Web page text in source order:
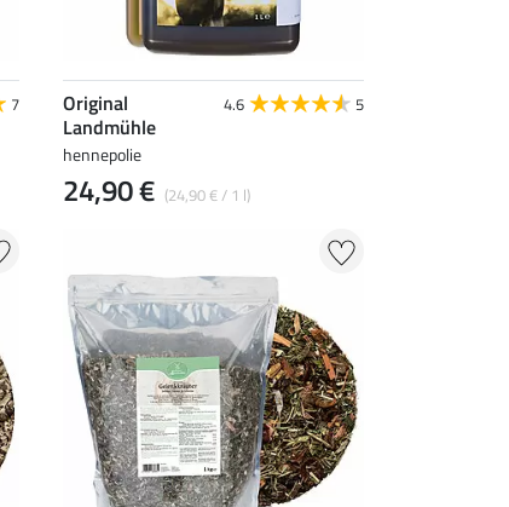
7
Original
Landmühle
4.6 5
hennepolie
24,90 € (24,90 € / 1 l)